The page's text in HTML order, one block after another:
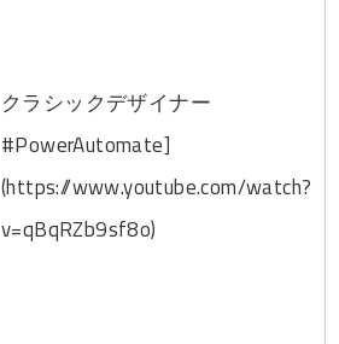
クラシックデザイナー
#PowerAutomate]
(https://www.youtube.com/watch?
v=qBqRZb9sf8o)